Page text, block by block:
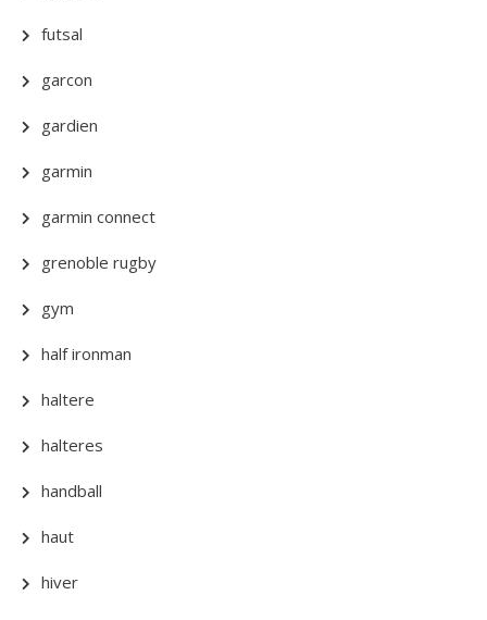
futsal
garcon
gardien
garmin
garmin connect
grenoble rugby
gym
half ironman
haltere
halteres
handball
haut
hiver